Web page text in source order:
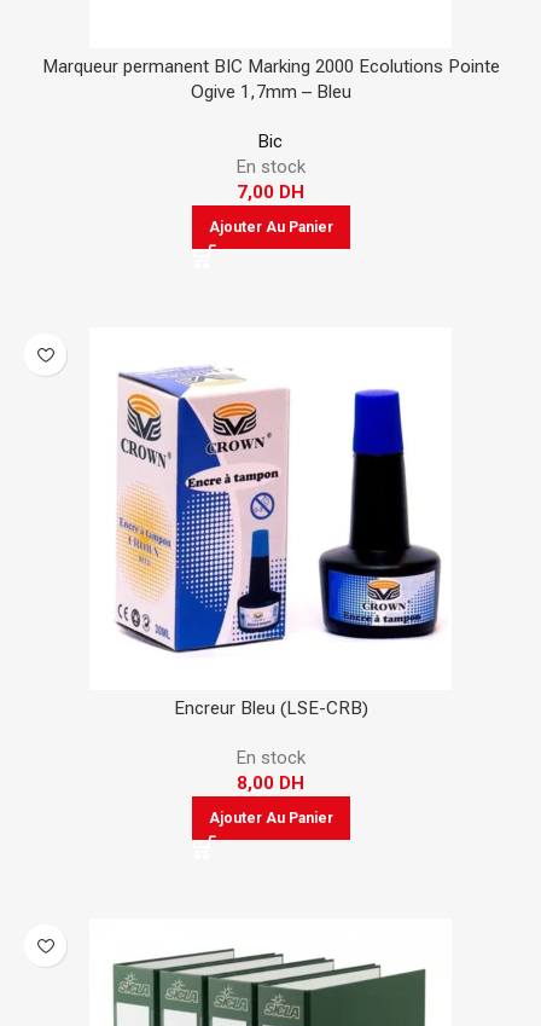
Marqueur permanent BIC Marking 2000 Ecolutions Pointe
Ogive 1,7mm – Bleu
Bic
En stock
7,00 DH
Ajouter Au Panier
Encreur Bleu (LSE-CRB)
En stock
8,00 DH
Ajouter Au Panier